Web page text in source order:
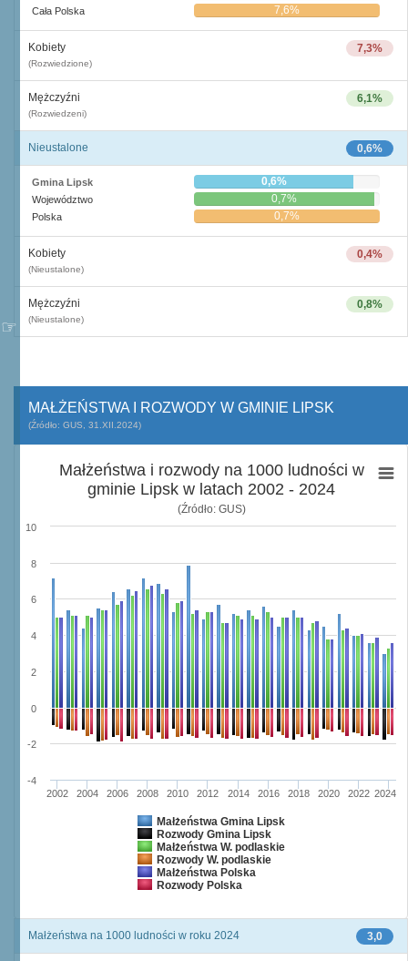
Cała Polska 7,6%
7,3%
Kobiety
(Rozwiedzione)
6,1%
Mężczyźni
(Rozwiedzeni)
0,6%
Nieustalone
Gmina Lipsk 0,6%
Województwo 0,7%
Polska 0,7%
0,4%
Kobiety
(Nieustalone)
0,8%
Mężczyźni
(Nieustalone)
MAŁŻEŃSTWA I ROZWODY W GMINIE LIPSK
(Źródło: GUS, 31.XII.2024)
Małżeństwa i rozwody na 1000 ludności w
gminie Lipsk w latach 2002 - 2024
(Źródło: GUS)
Małżeństwa Gmina Lipsk
Rozwody Gmina Lipsk
Małżeństwa W. podlaskie
Rozwody W. podlaskie
Małżeństwa Polska
Rozwody Polska
2002 2004 2006 2008 2010 2012 2014 2016 2018 2020 2022 2024
-4
-2
0
2
4
6
8
10
3,0
Małżeństwa na 1000 ludności w roku 2024